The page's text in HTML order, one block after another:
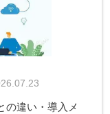
の違い・導入メ